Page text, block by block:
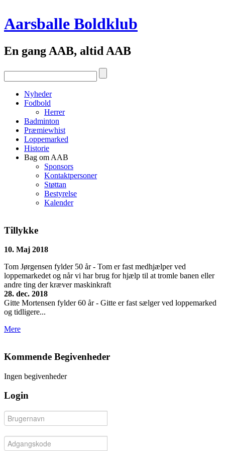
Aarsballe Boldklub
En gang AAB, altid AAB
Nyheder
Fodbold
Herrer
Badminton
Præmiewhist
Loppemarked
Historie
Bag om AAB
Sponsors
Kontaktpersoner
Støttan
Bestyrelse
Kalender
Tillykke
10. Maj 2018
Tom Jørgensen fylder 50 år - Tom er fast medhjælper ved
loppemarkedet og når vi har brug for hjælp til at tromle banen eller
andre ting der kræver maskinkraft
28. dec. 2018
Gitte Mortensen fylder 60 år - Gitte er fast sælger ved loppemarked
og tidligere...
Mere
Kommende Begivenheder
Ingen begivenheder
Login